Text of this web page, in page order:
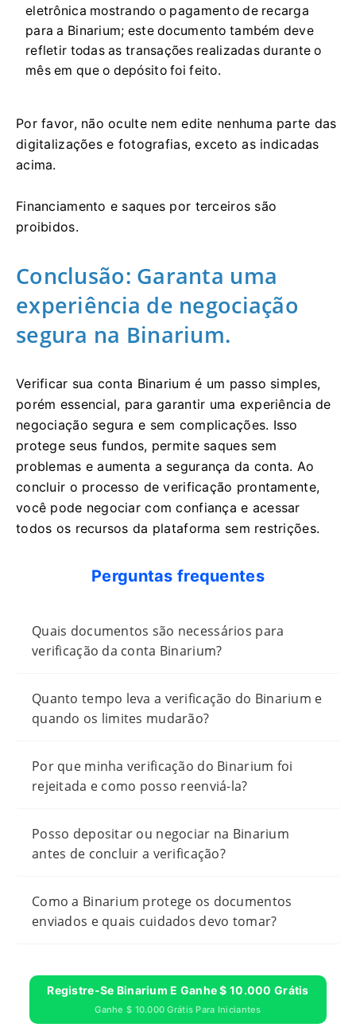
eletrônica mostrando o pagamento de recarga
para a Binarium; este documento também deve
refletir todas as transações realizadas durante o
mês em que o depósito foi feito.
Por favor, não oculte nem edite nenhuma parte das
digitalizações e fotografias, exceto as indicadas
acima.
Financiamento e saques por terceiros são
proibidos.
Conclusão: Garanta uma
experiência de negociação
segura na Binarium.
Verificar sua conta Binarium é um passo simples,
porém essencial, para garantir uma experiência de
negociação segura e sem complicações. Isso
protege seus fundos, permite saques sem
problemas e aumenta a segurança da conta. Ao
concluir o processo de verificação prontamente,
você pode negociar com confiança e acessar
todos os recursos da plataforma sem restrições.
Perguntas frequentes
Quais documentos são necessários para
verificação da conta Binarium?
Quanto tempo leva a verificação do Binarium e
quando os limites mudarão?
Por que minha verificação do Binarium foi
rejeitada e como posso reenviá-la?
Posso depositar ou negociar na Binarium
antes de concluir a verificação?
Como a Binarium protege os documentos
enviados e quais cuidados devo tomar?
Registre-Se Binarium E Ganhe $ 10.000 Grátis
Ganhe $ 10.000 Grátis Para Iniciantes